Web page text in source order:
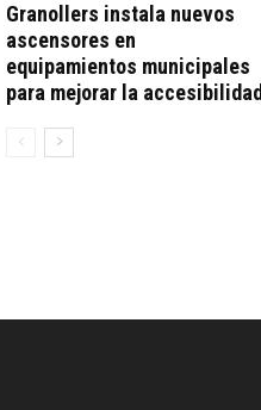
Granollers instala nuevos
ascensores en
equipamientos municipales
para mejorar la accesibilidad